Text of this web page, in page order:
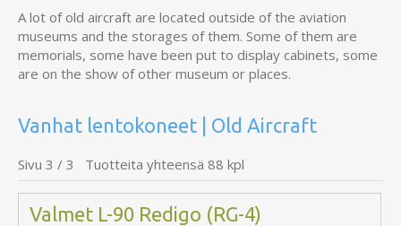
A lot of old aircraft are located outside of the aviation
museums and the storages of them. Some of them are
memorials, some have been put to display cabinets, some
are on the show of other museum or places.
Vanhat lentokoneet | Old Aircraft
Sivu 3 / 3 Tuotteita yhteensä 88 kpl
Valmet L-90 Redigo (RG-4)